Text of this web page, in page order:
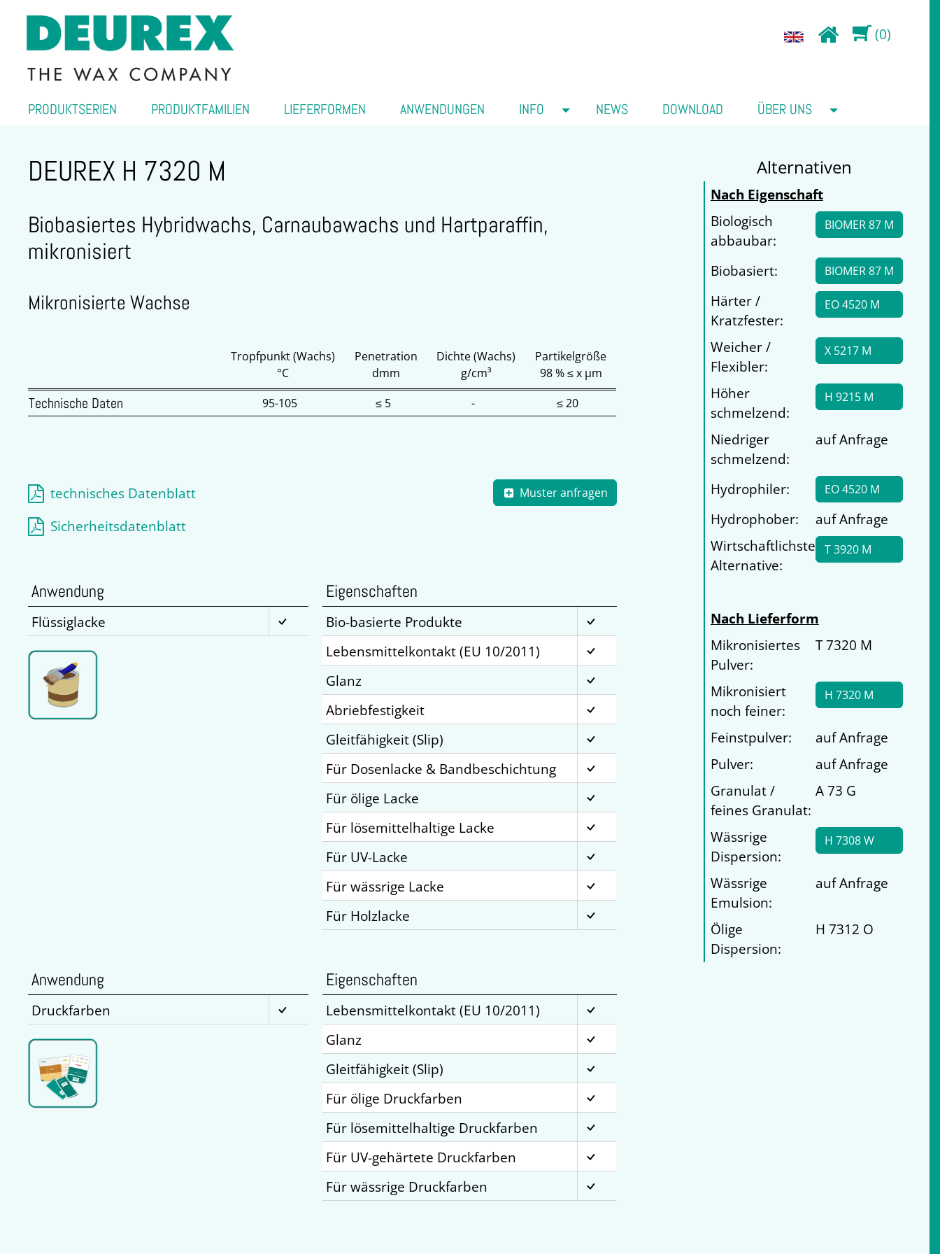
(0)
PRODUKTSERIEN PRODUKTFAMILIEN LIEFERFORMEN ANWENDUNGEN INFO NEWS DOWNLOAD ÜBER UNS
DEUREX H 7320 M
Biobasiertes Hybridwachs, Carnaubawachs und Hartparaffin,
mikronisiert
Mikronisierte Wachse
Tropfpunkt (Wachs)
°C
Penetration
dmm
Dichte (Wachs)
g/cm³
Partikelgröße
98 % ≤ x µm
Technische Daten 95-105 ≤ 5 - ≤ 20
technisches Datenblatt
Sicherheitsdatenblatt
Muster anfragen
Anwendung
Flüssiglacke
Eigenschaften
Bio-basierte Produkte
Lebensmittelkontakt (EU 10/2011)
Glanz
Abriebfestigkeit
Gleitfähigkeit (Slip)
Für Dosenlacke & Bandbeschichtung
Für ölige Lacke
Für lösemittelhaltige Lacke
Für UV-Lacke
Für wässrige Lacke
Für Holzlacke
Anwendung
Druckfarben
Eigenschaften
Lebensmittelkontakt (EU 10/2011)
Glanz
Gleitfähigkeit (Slip)
Für ölige Druckfarben
Für lösemittelhaltige Druckfarben
Für UV-gehärtete Druckfarben
Für wässrige Druckfarben
Alternativen
Nach Eigenschaft
Biologisch
abbaubar:
BIOMER 87 M
Biobasiert: BIOMER 87 M
Härter /
Kratzfester:
EO 4520 M
Weicher /
Flexibler:
X 5217 M
Höher
schmelzend:
H 9215 M
Niedriger
schmelzend:
auf Anfrage
Hydrophiler: EO 4520 M
Hydrophober:
auf Anfrage
Wirtschaftlichste
Alternative:
T 3920 M
Nach Lieferform
Mikronisiertes
Pulver:
T 7320 M
Mikronisiert
noch feiner:
H 7320 M
Feinstpulver:
auf Anfrage
Pulver:
auf Anfrage
Granulat /
feines Granulat:
A 73 G
Wässrige
Dispersion:
H 7308 W
Wässrige
Emulsion:
auf Anfrage
Ölige
Dispersion:
H 7312 O